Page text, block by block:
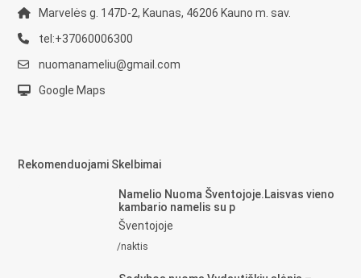
Marvelės g. 147D-2, Kaunas, 46206 Kauno m. sav.
tel:+37060006300
nuomanameliu@gmail.com
Google Maps
Rekomenduojami Skelbimai
Namelio Nuoma Šventojoje.Laisvas vieno
kambario namelis su p
Šventojoje
/naktis